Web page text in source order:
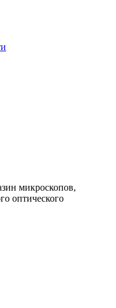
микроскопов,
оптического